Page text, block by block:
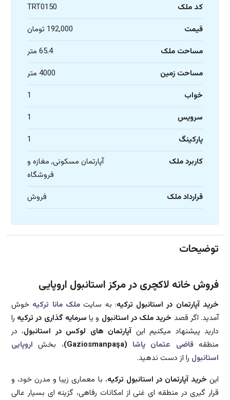
کد ملک
TRT0150
قیمت
192,000 تومان
مساحت ملک
65.4 متر
مساحت زمین
4000 متر
خواب
1
سرویس
1
پارکینگ
1
کاربرد ملک
آپارتمان مسکونی, مغازه و
فروشگاه
قرارداد ملک
فروش
توضیحات
فروش خانه لاکچری در مرکز استانبول اروپایی
خرید آپارتمان در استانبول ترکیه: به سایتملک مانا ترکیه خوش
آمدید. اگر قصد خرید ملک در استانبول و یا سرمایه گذاری در ترکیه را
دارید پیشنهاد میکنیم اینآپارتمان های لوکس در استانبول، در
منطقهقاضی عثمان پاشا (Gaziosmanpaşa) ، بخش اروپایی
استانبول را از دست ندهید.
این خرید آپارتمان در استانبول ترکیه، با معماری زیبا و مدرن خود، و
قرار گیری در منطقه ای غنی از امکانات رفاهی، گزینه ای بسیار عالی